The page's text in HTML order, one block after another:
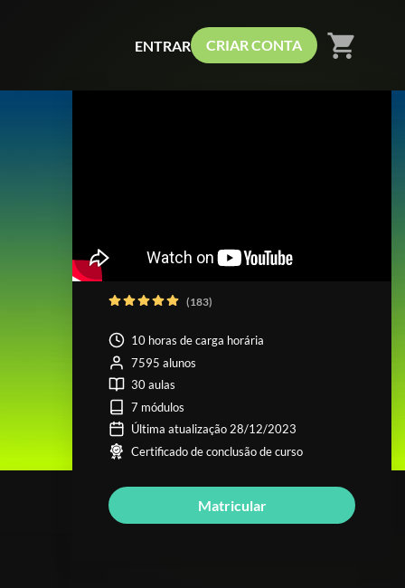
ENTRAR CRIAR CONTA shopping_cart
(183)
10 horas de carga horária
7595 alunos
30 aulas
7 módulos
Última atualização 28/12/2023
Certificado de conclusão de curso
Matricular